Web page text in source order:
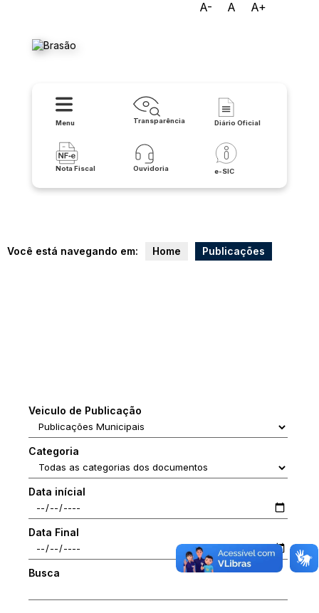
A- A A+
Menu Transparência Diário Oficial
Nota Fiscal Ouvidoria e-SIC
Você está navegando em: Home Publicações
Veiculo de Publicação
Categoria
Data inícial
Data Final
Busca